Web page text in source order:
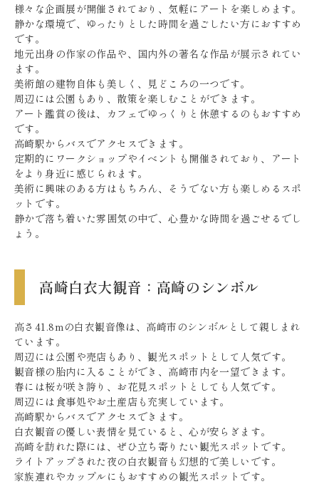
様々な企画展が開催されており、気軽にアートを楽しめます。
静かな環境で、ゆったりとした時間を過ごしたい方におすすめ
です。
地元出身の作家の作品や、国内外の著名な作品が展示されてい
ます。
美術館の建物自体も美しく、見どころの一つです。
周辺には公園もあり、散策を楽しむことができます。
アート鑑賞の後は、カフェでゆっくりと休憩するのもおすすめ
です。
高崎駅からバスでアクセスできます。
定期的にワークショップやイベントも開催されており、アート
をより身近に感じられます。
美術に興味のある方はもちろん、そうでない方も楽しめるスポ
ットです。
静かで落ち着いた雰囲気の中で、心豊かな時間を過ごせるでし
ょう。
高崎白衣大観音：高崎のシンボル
高さ41.8mの白衣観音像は、高崎市のシンボルとして親しまれ
ています。
周辺には公園や売店もあり、観光スポットとして人気です。
観音様の胎内に入ることができ、高崎市内を一望できます。
春には桜が咲き誇り、お花見スポットとしても人気です。
周辺には食事処やお土産店も充実しています。
高崎駅からバスでアクセスできます。
白衣観音の優しい表情を見ていると、心が安らぎます。
高崎を訪れた際には、ぜひ立ち寄りたい観光スポットです。
ライトアップされた夜の白衣観音も幻想的で美しいです。
家族連れやカップルにもおすすめの観光スポットです。